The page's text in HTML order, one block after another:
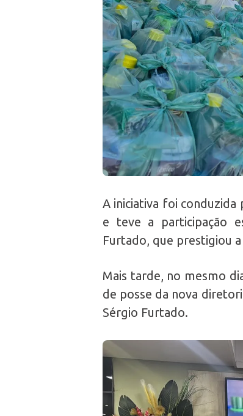
A iniciativa foi conduzida
e teve a participação
Furtado, que prestigiou a
Mais tarde, no mesmo
de posse da nova
Sérgio Furtado.